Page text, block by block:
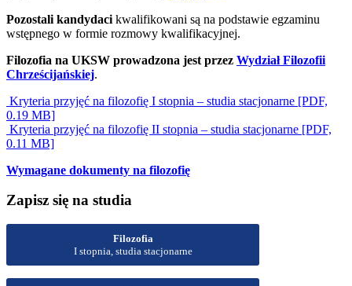
Pozostali kandydaci kwalifikowani są na podstawie egzaminu
wstępnego w formie rozmowy kwalifikacyjnej.
Filozofia na UKSW prowadzona jest przez Wydział Filozofii
Chrześcijańskiej.
Kryteria przyjęć na filozofię I stopnia – studia stacjonarne [PDF,
0.19 MB]
Kryteria przyjęć na filozofię II stopnia – studia stacjonarne [PDF,
0.11 MB]
Wymagane dokumenty na filozofię
Zapisz się na studia
Filozofia
I stopnia, studia stacjonarne